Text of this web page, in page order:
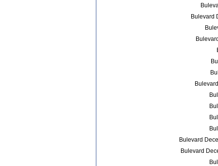
Bulevard
Bulevard
Bulevard